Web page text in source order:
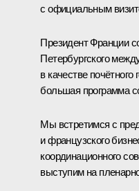
с официальным
Президент Франции
Петербургского
в качестве почётного
большая программа
Мы встретимся с
и французского
координационного
выступим на